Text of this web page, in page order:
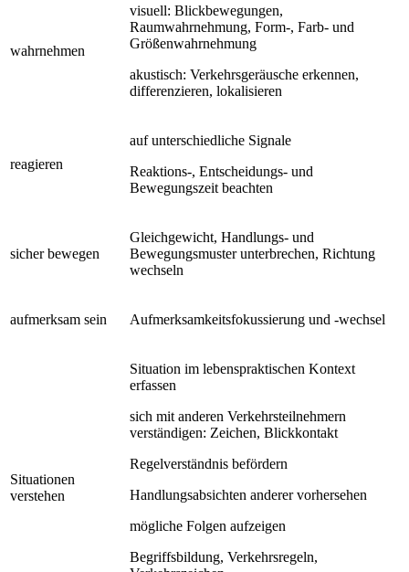
wahrnehmen
visuell: Blickbewegungen,
Raumwahrnehmung, Form-, Farb- und
Größenwahrnehmung
akustisch: Verkehrsgeräusche erkennen,
differenzieren, lokalisieren
reagieren
auf unterschiedliche Signale
Reaktions-, Entscheidungs- und
Bewegungszeit beachten
sicher bewegen
Gleichgewicht, Handlungs- und
Bewegungsmuster unterbrechen, Richtung
wechseln
aufmerksam sein Aufmerksamkeitsfokussierung und -wechsel
Situationen
verstehen
Situation im lebenspraktischen Kontext
erfassen
sich mit anderen Verkehrsteilnehmern
verständigen: Zeichen, Blickkontakt
Regelverständnis befördern
Handlungsabsichten anderer vorhersehen
mögliche Folgen aufzeigen
Begriffsbildung, Verkehrsregeln,